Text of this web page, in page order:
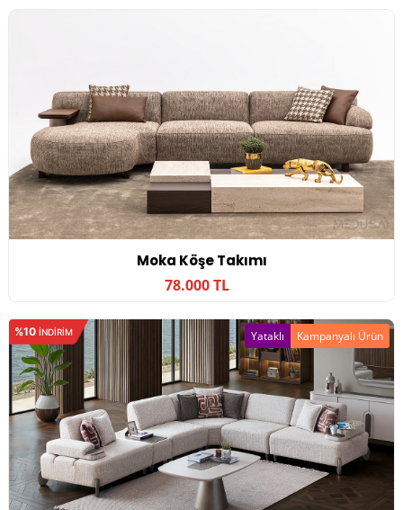
Moka Köşe Takımı
78.000 TL
%10 INDIRIM Yataklı Kampanyalı Ürün